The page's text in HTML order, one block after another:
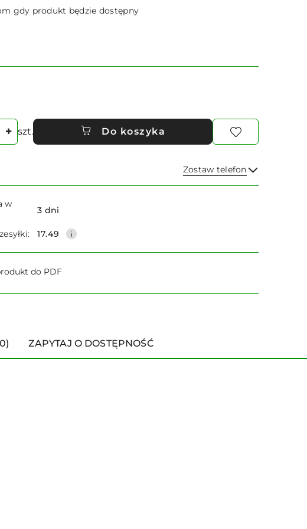
gdy produkt będzie dostępny
szt. Do koszyka
Zostaw telefon
Wyślij
w
3 dni
17.49
do PDF
ZAPYTAJ O DOSTĘPNOŚĆ